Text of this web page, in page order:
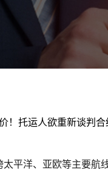
！托运人欲重新谈判合
平洋、亚欧等主要